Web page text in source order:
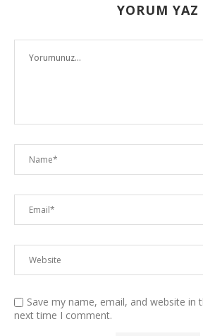
YORUM YAZ
Save my name, email, and website in
next time I comment.